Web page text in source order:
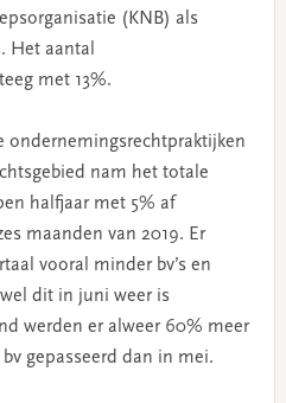
(KNB) als
Het aantal
met 13%.
ondernemingsrechtpraktijken
nam het totale
halfjaar met 5% af
maanden van 2019. Er
vooral minder bv’s en
dit in juni weer is
werden er alweer 60% meer
gepasseerd dan in mei.